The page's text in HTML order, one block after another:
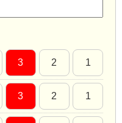
3 2 1
3 2 1